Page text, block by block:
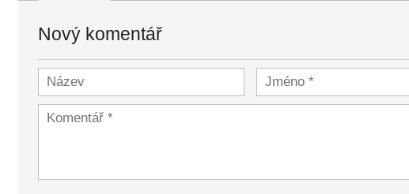
Nový komentář
pouzdro M17 na